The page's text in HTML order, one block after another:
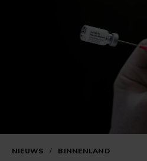
NIEUWS / BINNENLAND